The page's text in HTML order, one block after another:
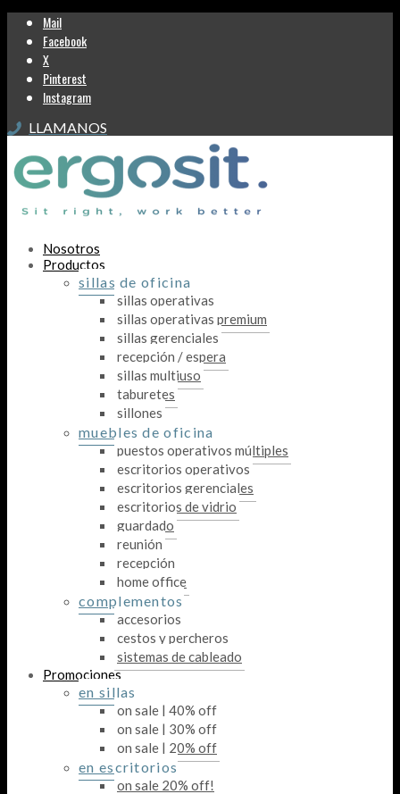
Mail
Facebook
X
Pinterest
Instagram
LLAMANOS
Nosotros
Productos
sillas de oficina
sillas operativas
sillas operativas premium
sillas gerenciales
recepción / espera
sillas multiuso
taburetes
sillones
muebles de oficina
puestos operativos múltiples
escritorios operativos
escritorios gerenciales
escritorios de vidrio
guardado
reunión
recepción
home office
complementos
accesorios
cestos y percheros
sistemas de cableado
Promociones
en sillas
on sale | 40% off
on sale | 30% off
on sale | 20% off
en escritorios
on sale 20% off!